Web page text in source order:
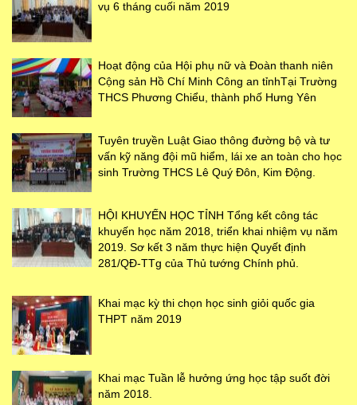
vụ 6 tháng cuối năm 2019
Hoạt động của Hội phụ nữ và Đoàn thanh niên
Cộng sản Hồ Chí Minh Công an tỉnhTại Trường
THCS Phương Chiểu, thành phố Hưng Yên
Tuyên truyền Luật Giao thông đường bộ và tư
vấn kỹ năng đội mũ hiểm, lái xe an toàn cho học
sinh Trường THCS Lê Quý Đôn, Kim Động.
HỘI KHUYẾN HỌC TỈNH Tổng kết công tác
khuyến học năm 2018, triển khai nhiệm vụ năm
2019. Sơ kết 3 năm thực hiện Quyết định
281/QĐ-TTg của Thủ tướng Chính phủ.
Khai mạc kỳ thi chọn học sinh giỏi quốc gia
THPT năm 2019
Khai mạc Tuần lễ hưởng ứng học tập suốt đời
năm 2018.